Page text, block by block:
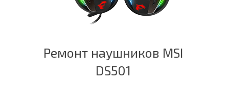
Ремонт наушников MSI
DS501